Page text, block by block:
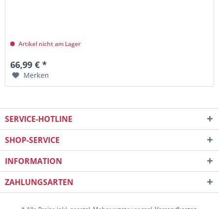
Artikel nicht am Lager
66,99 € *
Merken
SERVICE-HOTLINE
SHOP-SERVICE
INFORMATION
ZAHLUNGSARTEN